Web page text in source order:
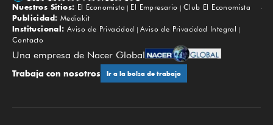
Subir
Nuestros Sitios: El Economista El Empresario
Club El Economista
Publicidad: Mediakit
Institucional: Aviso de Privacidad
Aviso de Privacidad Integral
Contacto
Una empresa de Nacer Global
Trabaja con nosotros Ir a la bolsa de trabajo